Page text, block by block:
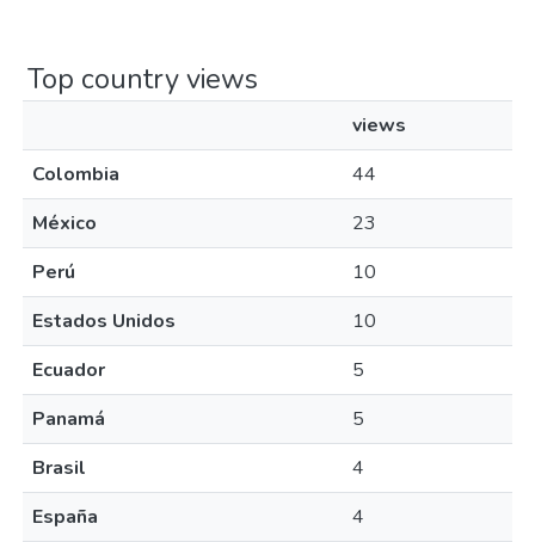
Top country views
views
Colombia
44
México
23
Perú
10
Estados Unidos
10
Ecuador
5
Panamá
5
Brasil
4
España
4